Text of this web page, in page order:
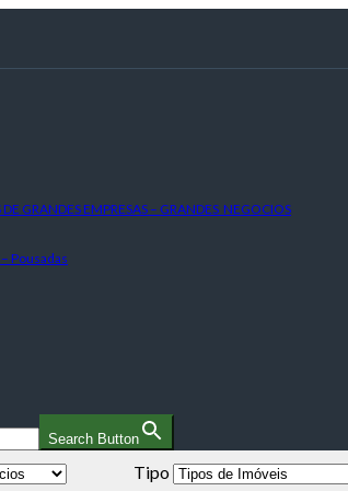
GRANDES EMPRESAS – GRANDES NEGOCIOS
Pousadas
Search Button
Tipo